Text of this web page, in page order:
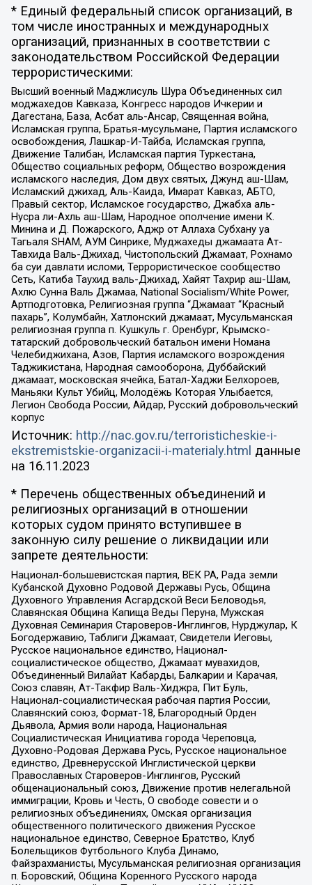
* Единый федеральный список организаций, в
том числе иностранных и международных
организаций, признанных в соответствии с
законодательством Российской Федерации
террористическими:
Высший военный Маджлисуль Шура Объединенных сил
моджахедов Кавказа, Конгресс народов Ичкерии и
Дагестана, База, Асбат аль-Ансар, Священная война,
Исламская группа, Братья-мусульмане, Партия исламского
освобождения, Лашкар-И-Тайба, Исламская группа,
Движение Талибан, Исламская партия Туркестана,
Общество социальных реформ, Общество возрождения
исламского наследия, Дом двух святых, Джунд аш-Шам,
Исламский джихад, Аль-Каида, Имарат Кавказ, АБТО,
Правый сектор, Исламское государство, Джабха аль-
Нусра ли-Ахль аш-Шам, Народное ополчение имени К.
Минина и Д. Пожарского, Аджр от Аллаха Субхану уа
Тагьаля SHAM, АУМ Синрике, Муджахеды джамаата Ат-
Тавхида Валь-Джихад, Чистопольский Джамаат, Рохнамо
ба суи давлати исломи, Террористическое сообщество
Сеть, Катиба Таухид валь-Джихад, Хайят Тахрир аш-Шам,
Ахлю Сунна Валь Джамаа, National Socialism/White Power,
Артподготовка, Религиозная группа “Джамаат “Красный
пахарь”, Колумбайн, Хатлонский джамаат, Мусульманская
религиозная группа п. Кушкуль г. Оренбург, Крымско-
татарский добровольческий батальон имени Номана
Челебиджихана, Азов, Партия исламского возрождения
Таджикистана, Народная самооборона, Дуббайский
джамаат, московская ячейка, Батал-Хаджи Белхороев,
Маньяки Культ Убийц, Молодёжь Которая Улыбается,
Легион Свобода России, Айдар, Русский добровольческий
корпус
Источник: http://nac.gov.ru/terroristicheskie-i-
ekstremistskie-organizacii-i-materialy.html данные
на 16.11.2023
* Перечень общественных объединений и
религиозных организаций в отношении
которых судом принято вступившее в
законную силу решение о ликвидации или
запрете деятельности:
Национал-большевистская партия, ВЕК РА, Рада земли
Кубанской Духовно Родовой Державы Русь, Община
Духовного Управления Асгардской Веси Беловодья,
Славянская Община Капища Веды Перуна, Мужская
Духовная Семинария Староверов-Инглингов, Нурджулар, К
Богодержавию, Таблиги Джамаат, Свидетели Иеговы,
Русское национальное единство, Национал-
социалистическое общество, Джамаат мувахидов,
Объединенный Вилайат Кабарды, Балкарии и Карачая,
Союз славян, Ат-Такфир Валь-Хиджра, Пит Буль,
Национал-социалистическая рабочая партия России,
Славянский союз, Формат-18, Благородный Орден
Дьявола, Армия воли народа, Национальная
Социалистическая Инициатива города Череповца,
Духовно-Родовая Держава Русь, Русское национальное
единство, Древнерусской Инглистической церкви
Православных Староверов-Инглингов, Русский
общенациональный союз, Движение против нелегальной
иммиграции, Кровь и Честь, О свободе совести и о
религиозных объединениях, Омская организация
общественного политического движения Русское
национальное единство, Северное Братство, Клуб
Болельщиков Футбольного Клуба Динамо,
Файзрахманисты, Мусульманская религиозная организация
п. Боровский, Община Коренного Русского народа